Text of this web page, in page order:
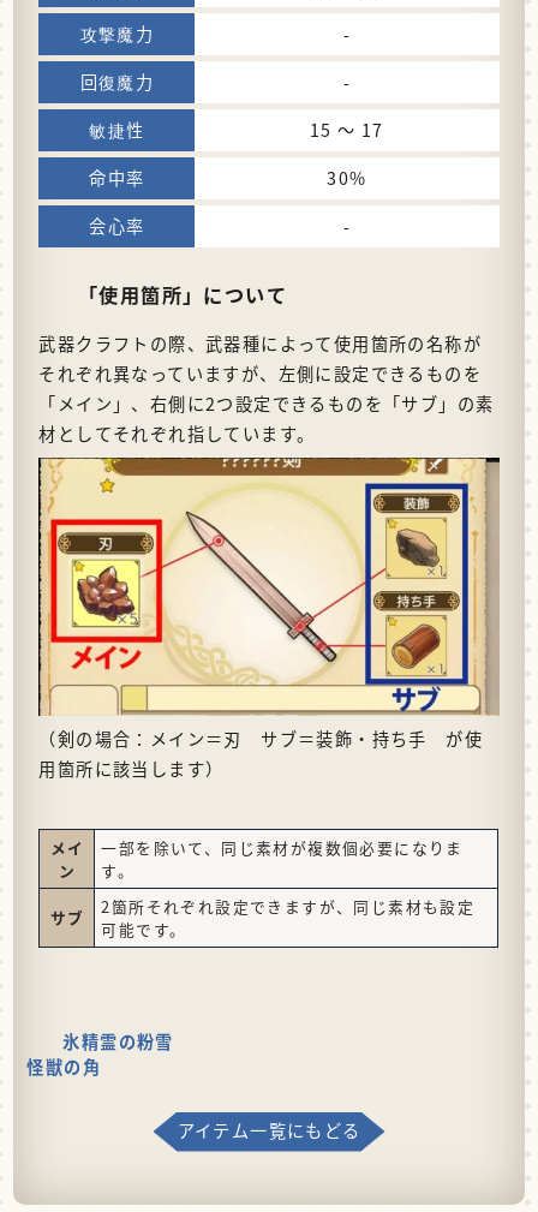
-
-
15 〜 17
30%
-
「使用箇所」について
武器クラフトの際、武器種によって使用箇所の名称が
それぞれ異なっていますが、左側に設定できるものを
「メイン」、右側に2つ設定できるものを「サブ」の素
材としてそれぞれ指しています。
（剣の場合：メイン＝刃 サブ＝装飾・持ち手 が使
用箇所に該当します）
メイ
ン
一部を除いて、同じ素材が複数個必要になりま
す。
サブ
2箇所それぞれ設定できますが、同じ素材も設定
可能です。
氷精霊の粉雪
怪獣の角
アイテム一覧にもどる